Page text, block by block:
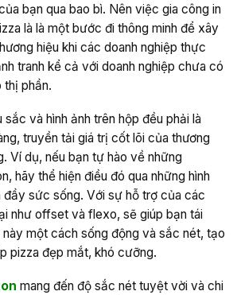
bạn qua bao bì. Nên việc gia công in
là là một bước đi thông minh để xây
hiệu khi các doanh nghiệp thực
tranh kể cả với doanh nghiệp chưa có
thị phần.
sắc và hình ảnh trên hộp đều phải là
truyền tải giá trị cốt lõi của thương
Ví dụ, nếu bạn tự hào về những
hãy thể hiện điều đó qua những hình
đầy sức sống. Với sự hỗ trợ của các
như offset và flexo, sẽ giúp bạn tái
này một cách sống động và sắc nét, tạo
pizza đẹp mắt, khó cưỡng.
mang đến độ sắc nét tuyệt vời và chi